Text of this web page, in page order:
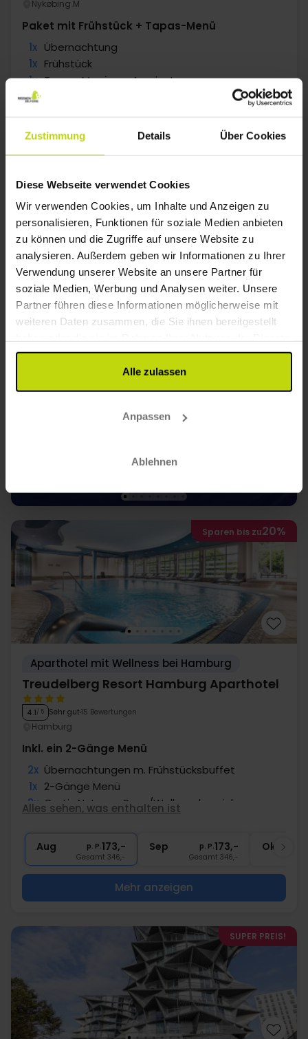
Zustimmung Details Über Cookies
Diese Webseite verwendet Cookies
Wir verwenden Cookies, um Inhalte und Anzeigen zu
personalisieren, Funktionen für soziale Medien anbieten
zu können und die Zugriffe auf unsere Website zu
analysieren. Außerdem geben wir Informationen zu Ihrer
Verwendung unserer Website an unsere Partner für
soziale Medien, Werbung und Analysen weiter. Unsere
Partner führen diese Informationen möglicherweise mit
weiteren Daten zusammen, die Sie ihnen bereitgestellt
gesammelt haben.
Alle zulassen
Anpassen
Ablehnen
Nykøbing M
Paket mit Frühstück + Tapas-Menü
1x Übernachtung
1x Frühstück
1x Tapas-Menü am Anreisetag
1x
Gesamt 130,- Gesamt 130,-
Sparen bis zu 31%
2.500 m² Spa & Genusspension
Sparen bis zu20%
Aparthotel mit Wellness bei Hamburg
Treudelberg Resort Hamburg Aparthotel
4.1/ 5 Sehr gut 15 Bewertungen
Hamburg
Inkl. ein 2-Gänge Menü
2x Übernachtungen m. Frühstücksbuffet
1x 2-Gänge Menü
2x Gratis Nutzung Spa-/Wellnessbereich
∞ Gratis Internet
Alles sehen, was enthalten ist
Aug p. P.173,-
Gesamt 346,-
Sep p. P.173,-
Gesamt 346,-
Okt
Mehr anzeigen
SUPER PREIS!